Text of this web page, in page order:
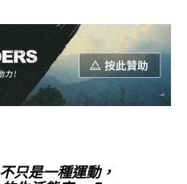
只是一種運動，